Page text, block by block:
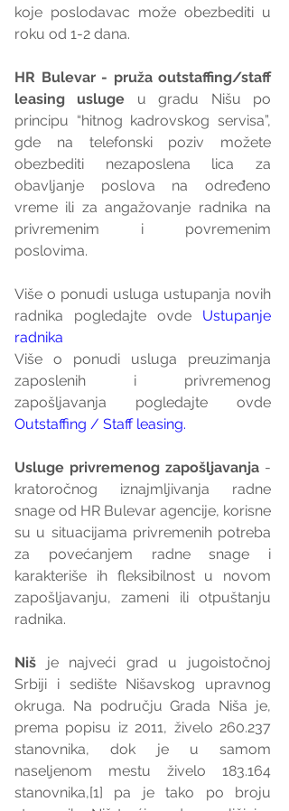
koje poslodavac može obezbediti u
roku od 1-2 dana.
HR Bulevar - pruža outstaffing/staff
leasing usluge u gradu Nišu po
principu “hitnog kadrovskog servisa”,
gde na telefonski poziv možete
obezbediti nezaposlena lica za
obavljanje poslova na određeno
vreme ili za angažovanje radnika na
privremenim i povremenim
poslovima.
Više o ponudi usluga ustupanja novih
radnika pogledajte ovde Ustupanje
radnika
Više o ponudi usluga preuzimanja
zaposlenih i privremenog
Outstaffing / Staff leasing.
Usluge privremenog zapošljavanja -
kratoročnog iznajmljivanja radne
snage od HR Bulevar agencije, korisne
su u situacijama privremenih potreba
za povećanjem radne snage i
karakteriše ih fleksibilnost u novom
zapošljavanju, zameni ili otpuštanju
radnika.
Niš je najveći grad u jugoistočnoj
Srbiji i sedište Nišavskog upravnog
okruga. Na području Grada Niša je,
prema popisu iz 2011, živelo 260.237
stanovnika, dok je u samom
naseljenom mestu živelo 183.164
stanovnika,[1] pa je tako po broju